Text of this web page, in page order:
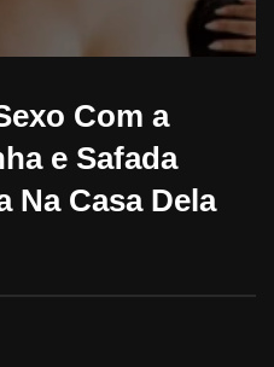
Com a
e Safada
Na Casa Dela